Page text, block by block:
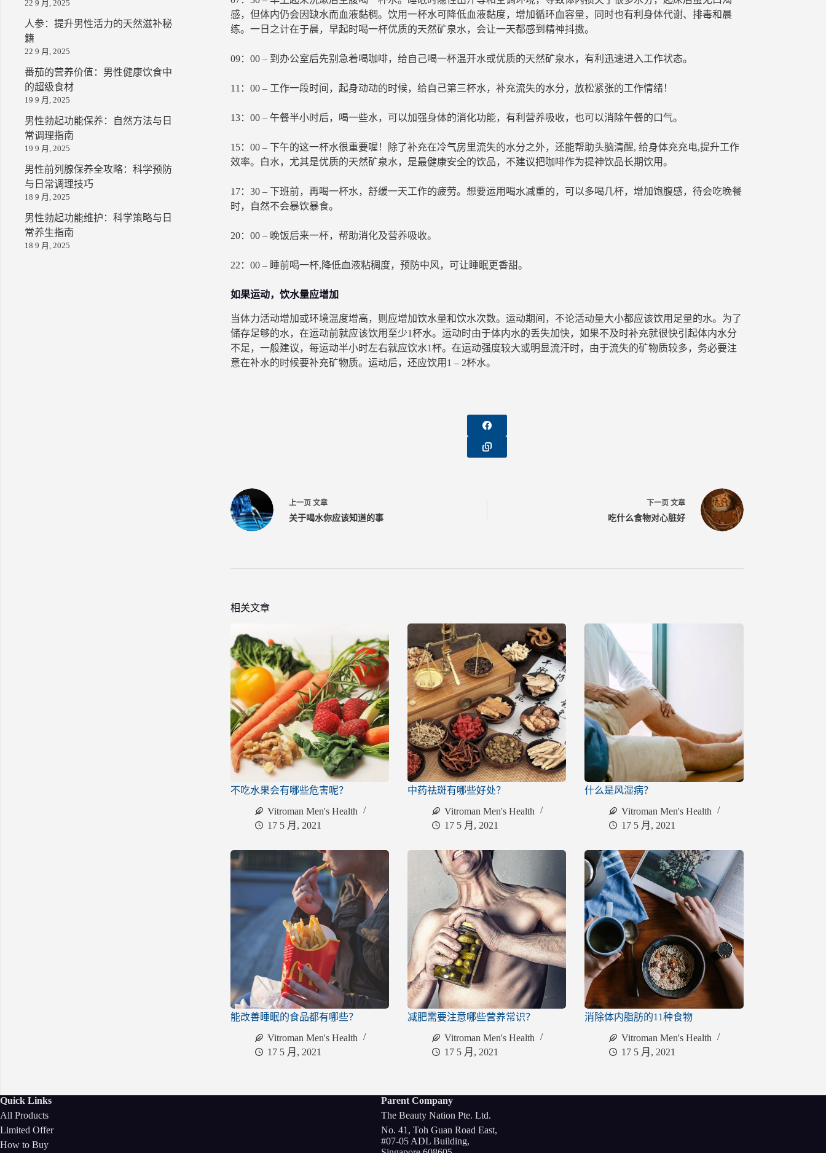
感，但体内仍会因缺水而血液黏稠。饮用一杯水可降低血液黏度，增加循环血容量，同时也有利身体代谢、排毒和晨
练。一日之计在于晨，早起时喝一杯优质的天然矿泉水，会让一天都感到精神抖擞。
09：00 – 到办公室后先别急着喝咖啡，给自己喝一杯温开水或优质的天然矿泉水，有利迅速进入工作状态。
11：00 – 工作一段时间，起身动动的时候，给自己第三杯水，补充流失的水分，放松紧张的工作情绪！
13：00 – 午餐半小时后，喝一些水，可以加强身体的消化功能，有利营养吸收，也可以消除午餐的口气。
15：00 – 下午的这一杯水很重要喔！除了补充在冷气房里流失的水分之外，还能帮助头脑清醒, 给身体充充电,提升工作
效率。白水，尤其是优质的天然矿泉水，是最健康安全的饮品，不建议把咖啡作为提神饮品长期饮用。
17：30 – 下班前，再喝一杯水，舒缓一天工作的疲劳。想要运用喝水减重的，可以多喝几杯，增加饱腹感，待会吃晚餐
时，自然不会暴饮暴食。
20：00 – 晚饭后来一杯，帮助消化及营养吸收。
22：00 – 睡前喝一杯,降低血液粘稠度，预防中风，可让睡眠更香甜。
如果运动，饮水量应增加
当体力活动增加或环境温度增高，则应增加饮水量和饮水次数。运动期间，不论活动量大小都应该饮用足量的水。为了
储存足够的水，在运动前就应该饮用至少1杯水。运动时由于体内水的丢失加快，如果不及时补充就很快引起体内水分
不足，一般建议，每运动半小时左右就应饮水1杯。在运动强度较大或明显流汗时，由于流失的矿物质较多，务必要注
意在补水的时候要补充矿物质。运动后，还应饮用1 – 2杯水。
上一页 文章
关于喝水你应该知道的事
下一页 文章
吃什么食物对心脏好
相关文章
不吃水果会有哪些危害呢？
Vitroman Men's Health
17 5 月, 2021
中药祛斑有哪些好处？
Vitroman Men's Health
17 5 月, 2021
什么是风湿病？
Vitroman Men's Health
17 5 月, 2021
能改善睡眠的食品都有哪些？
Vitroman Men's Health
17 5 月, 2021
减肥需要注意哪些营养常识？
Vitroman Men's Health
17 5 月, 2021
消除体内脂肪的11种食物
Vitroman Men's Health
17 5 月, 2021
22 9 月, 2025
人参：提升男性活力的天然滋补秘
籍
22 9 月, 2025
番茄的营养价值：男性健康饮食中
的超级食材
19 9 月, 2025
男性勃起功能保养：自然方法与日
常调理指南
19 9 月, 2025
男性前列腺保养全攻略：科学预防
与日常调理技巧
18 9 月, 2025
男性勃起功能维护：科学策略与日
常养生指南
18 9 月, 2025
Quick Links
All Products
Limited Offer
How to Buy
Parent Company
The Beauty Nation Pte. Ltd.
No. 41, Toh Guan Road East,
#07-05 ADL Building,